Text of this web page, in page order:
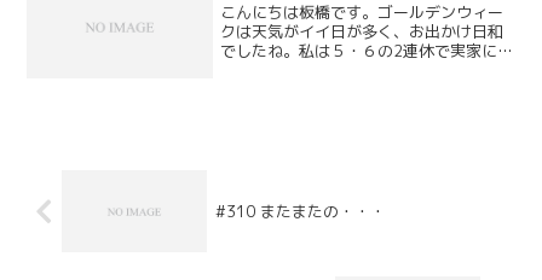
こんにちは板橋です。ゴールデンウィー
クは天気がイイ日が多く、お出かけ日和
でしたね。私は５・６の2連休で実家に帰
#310 またまたの・・・